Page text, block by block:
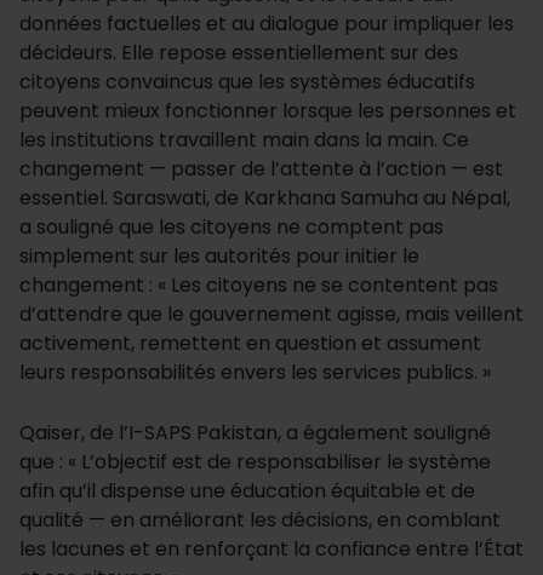
données factuelles et au dialogue pour impliquer les
décideurs. Elle repose essentiellement sur des
citoyens convaincus que les systèmes éducatifs
peuvent mieux fonctionner lorsque les personnes et
les institutions travaillent main dans la main. Ce
changement — passer de l’attente à l’action — est
essentiel. Saraswati, de Karkhana Samuha au Népal,
a souligné que les citoyens ne comptent pas
simplement sur les autorités pour initier le
changement : « Les citoyens ne se contentent pas
d’attendre que le gouvernement agisse, mais veillent
activement, remettent en question et assument
leurs responsabilités envers les services publics. »
Qaiser, de l’I-SAPS Pakistan, a également souligné
que : « L’objectif est de responsabiliser le système
afin qu’il dispense une éducation équitable et de
qualité — en améliorant les décisions, en comblant
les lacunes et en renforçant la confiance entre l’État